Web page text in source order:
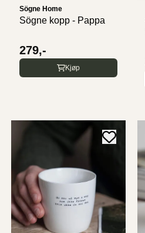
Sögne Home
Sögne kopp - Pappa
279,-
Kjøp